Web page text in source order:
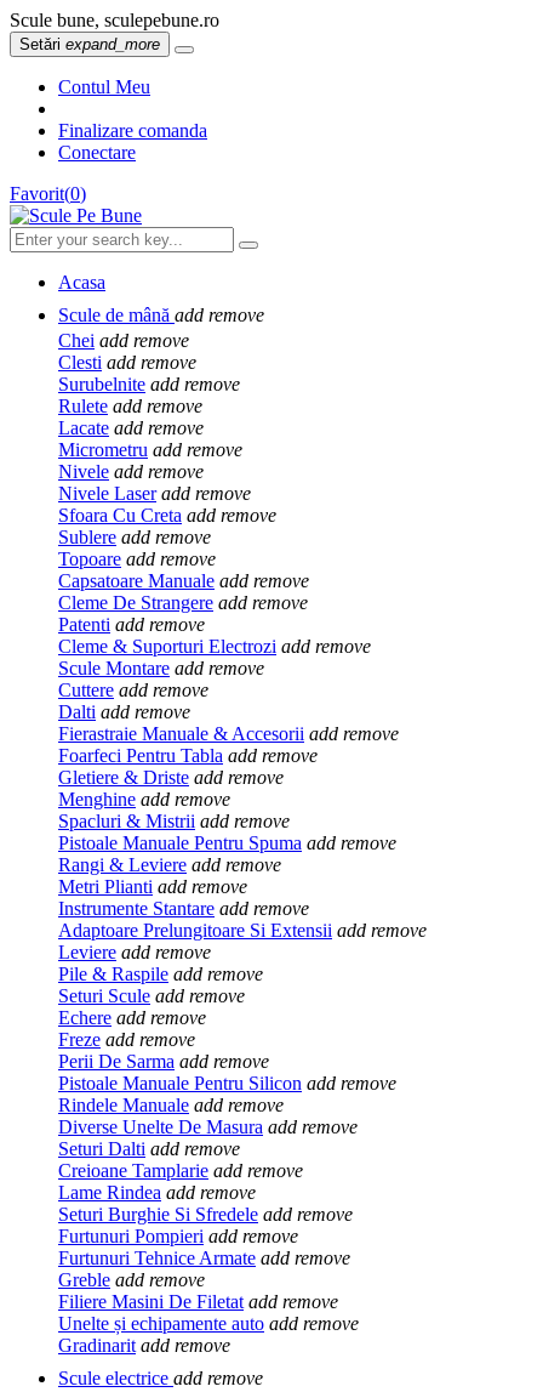
Scule bune, sculepebune.ro
Setări expand_more
Contul Meu
Finalizare comanda
Conectare
Favorit(0)
Acasa
Scule de mână add remove
Chei add remove
Clesti add remove
Surubelnite add remove
Rulete add remove
Lacate add remove
Micrometru add remove
Nivele add remove
Nivele Laser add remove
Sfoara Cu Creta add remove
Sublere add remove
Topoare add remove
Capsatoare Manuale add remove
Cleme De Strangere add remove
Patenti add remove
Cleme & Suporturi Electrozi add remove
Scule Montare add remove
Cuttere add remove
Dalti add remove
Fierastraie Manuale & Accesorii add remove
Foarfeci Pentru Tabla add remove
Gletiere & Driste add remove
Menghine add remove
Spacluri & Mistrii add remove
Pistoale Manuale Pentru Spuma add remove
Rangi & Leviere add remove
Metri Plianti add remove
Instrumente Stantare add remove
Adaptoare Prelungitoare Si Extensii add remove
Leviere add remove
Pile & Raspile add remove
Seturi Scule add remove
Echere add remove
Freze add remove
Perii De Sarma add remove
Pistoale Manuale Pentru Silicon add remove
Rindele Manuale add remove
Diverse Unelte De Masura add remove
Seturi Dalti add remove
Creioane Tamplarie add remove
Lame Rindea add remove
Seturi Burghie Si Sfredele add remove
Furtunuri Pompieri add remove
Furtunuri Tehnice Armate add remove
Greble add remove
Filiere Masini De Filetat add remove
Unelte și echipamente auto add remove
Gradinarit add remove
Scule electrice add remove